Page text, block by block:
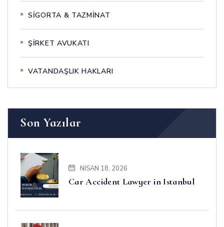
SİGORTA & TAZMİNAT
ŞİRKET AVUKATI
VATANDAŞLIK HAKLARI
Son Yazılar
NISAN 18, 2026
Car Accident Lawyer in Istanbul